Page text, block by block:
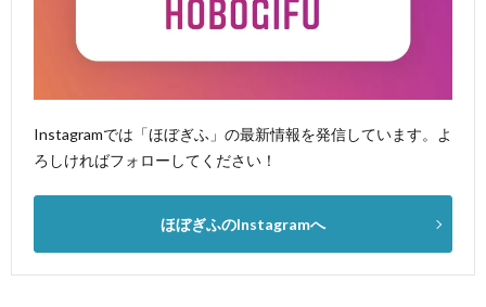
Instagramでは「ほぼぎふ」の最新情報を発信しています。よ
ろしければフォローしてください！
ほぼぎふのInstagramへ